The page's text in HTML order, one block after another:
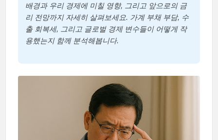
배경과 우리 경제에 미칠 영향, 그리고 앞으로의 금
리 전망까지 자세히 살펴보세요. 가계 부채 부담, 수
출 회복세, 그리고 글로벌 경제 변수들이 어떻게 작
용했는지 함께 분석해봅니다.